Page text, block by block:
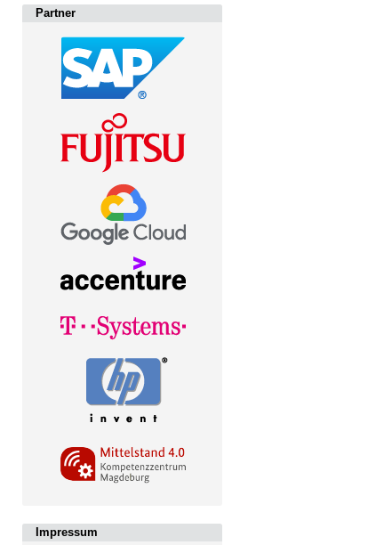
Partner
Impressum